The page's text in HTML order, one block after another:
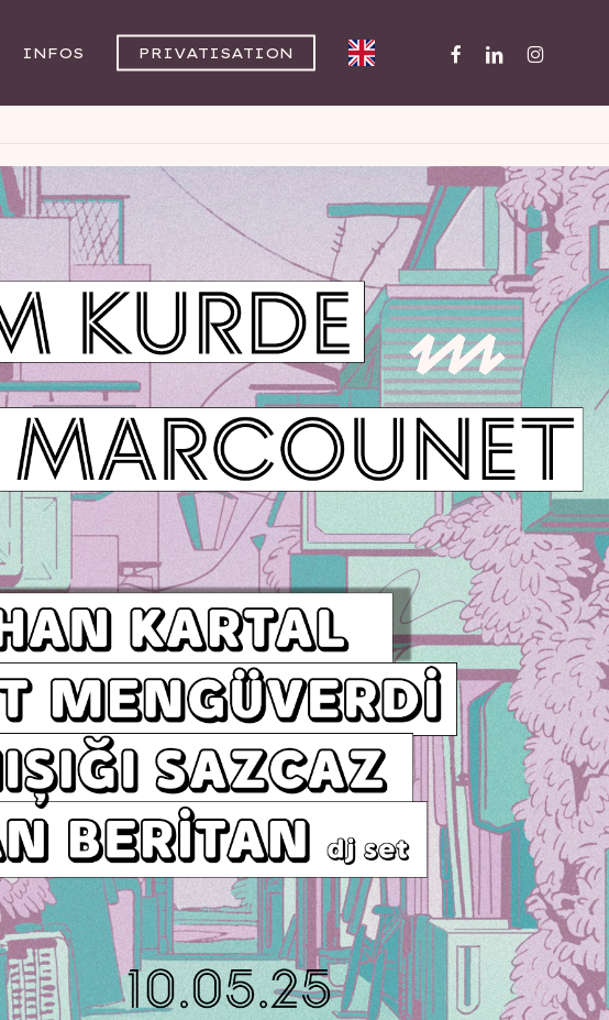
INFOS PRIVATISATION FACEBOOK
LINKEDIN